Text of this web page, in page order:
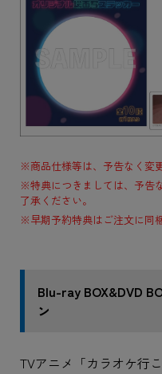
※商品仕様等は、予告なく変
※特典につきましては、予告
了承ください。
※早期予約特典はご注文に同
Blu-ray BOX&DVD
ン
TVアニメ「カラオケ行